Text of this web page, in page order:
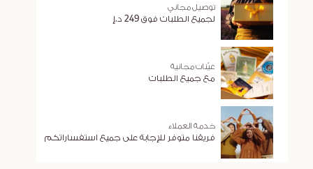
توصيل مجاني
لجميع الطلبات فوق 249 د.إ
عيّنات مجانية
مع جميع الطلبات
خدمة العملاء
فريقنا متوفر للإجابة على جميع استفساراتكم